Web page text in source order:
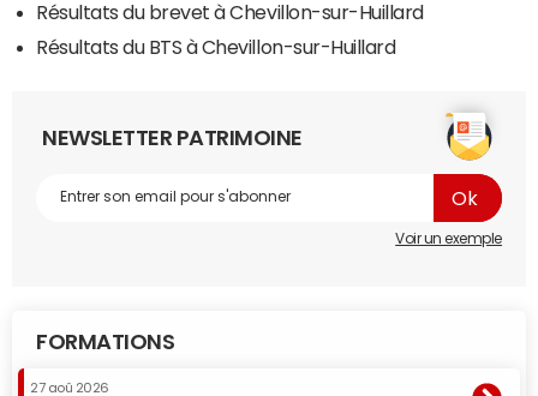
Résultats du brevet à Chevillon-sur-Huillard
Résultats du BTS à Chevillon-sur-Huillard
NEWSLETTER PATRIMOINE
Voir un exemple
FORMATIONS
27 aoû 2026